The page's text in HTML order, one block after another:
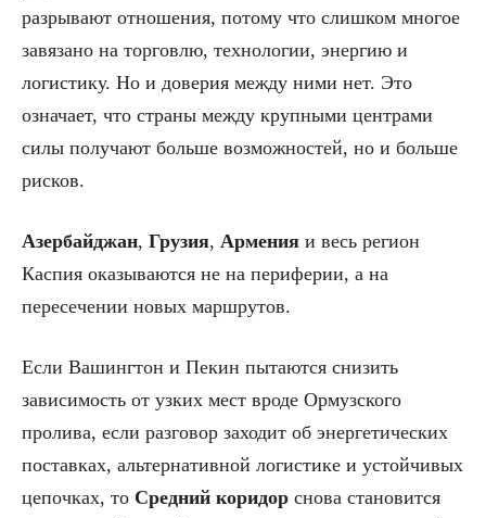
разрывают отношения, потому что слишком многое
завязано на торговлю, технологии, энергию и
логистику. Но и доверия между ними нет. Это
означает, что страны между крупными центрами
силы получают больше возможностей, но и больше
рисков.
Азербайджан, Грузия, Армения и весь регион
Каспия оказываются не на периферии, а на
пересечении новых маршрутов.
Если Вашингтон и Пекин пытаются снизить
зависимость от узких мест вроде Ормузского
пролива, если разговор заходит об энергетических
поставках, альтернативной логистике и устойчивых
цепочках, то Средний коридор снова становится